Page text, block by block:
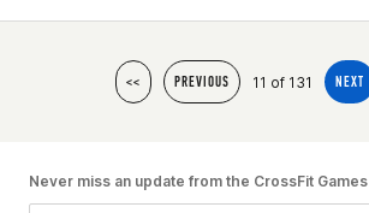
<< PREVIOUS 11 of 131 NEXT
Never miss an update from the CrossFit Games